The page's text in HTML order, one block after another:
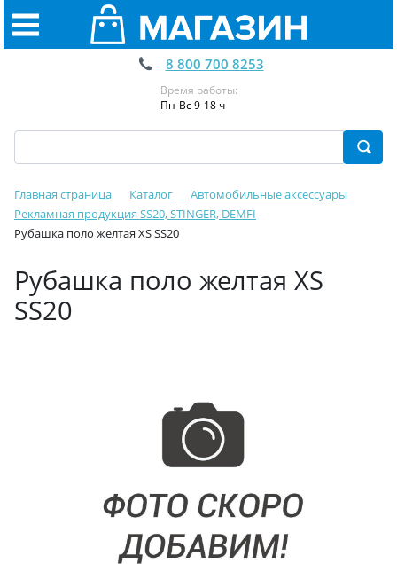
8 800 700 8253
Время работы:
Пн-Вс 9-18 ч
Главная страница Каталог
Автомобильные аксессуары
Рекламная продукция SS20, STINGER, DEMFI
Рубашка поло желтая XS SS20
Рубашка поло желтая XS
SS20